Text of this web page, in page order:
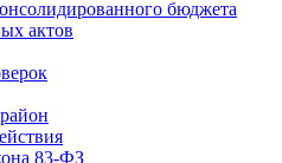
бюджета
актов
83-ФЗ